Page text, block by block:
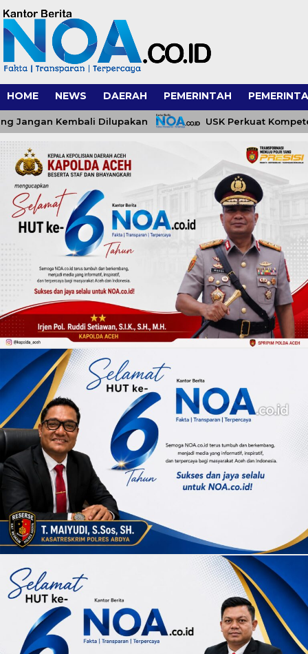
HOME NEWS DAERAH PEMERINTAH
Kembali Dilupakan USK Perkuat Kompetensi